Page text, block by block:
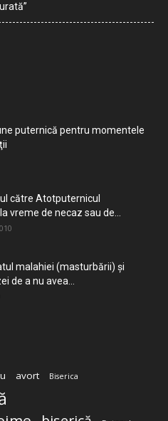
puternică pentru momentele
către Atotputernicul
vreme de necaz sau de...
malahiei (masturbării) şi
de a nu avea...
avort Biserica